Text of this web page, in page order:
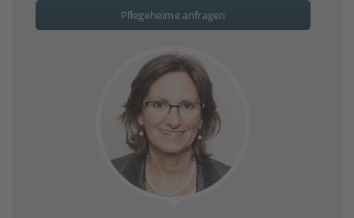
Pflegeheime anfragen